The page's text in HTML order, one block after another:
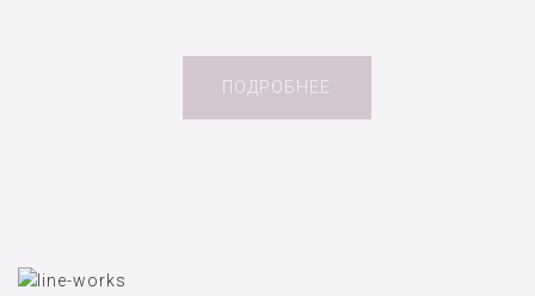
ПОДРОБНЕЕ